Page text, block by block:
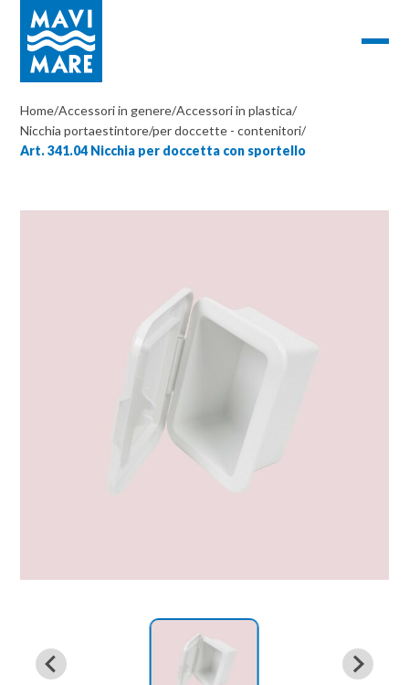
Home/Accessori in genere/Accessori in plastica/
Nicchia portaestintore/per doccette - contenitori/
Art. 341.04 Nicchia per doccetta con sportello